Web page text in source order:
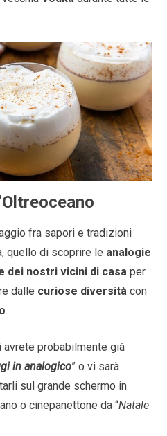
fra sapori e tradizioni
quello di scoprire le analogie
dei nostri vicini di casa per
dalle curiose diversità con
.
probabilmente già
in analogico” o vi sarà
sul grande schermo in
o cinepanettone da “Natale